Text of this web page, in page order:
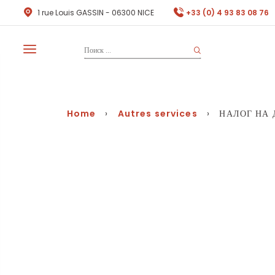
1 rue Louis GASSIN - 06300 NICE +33 (0) 4 93 83 08 76
Home › Autres services › НАЛОГ НА